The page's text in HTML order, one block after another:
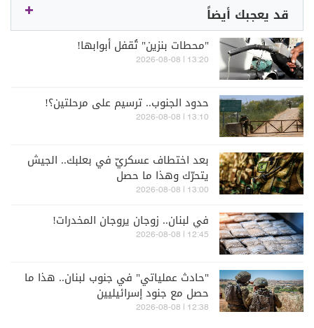
قد يعجبك أيضاً
"محطات بنزين" تُقفل أبوابها!
13:20 | 2026-08-08
حدود الجنوب.. ترسيم على مرحلتين؟!
13:10 | 2026-08-08
بعد اختطاف عسكريّ في بعلبك.. الجيش
يتحرّك وهذا ما حصل
13:00 | 2026-08-08
في لبنان.. زوجان يروجان المخدرات!
12:45 | 2026-08-08
"حادث عملياتي" في جنوب لبنان.. هذا ما
حصل مع جنود إسرائيليين
12:38 | 2026-08-08